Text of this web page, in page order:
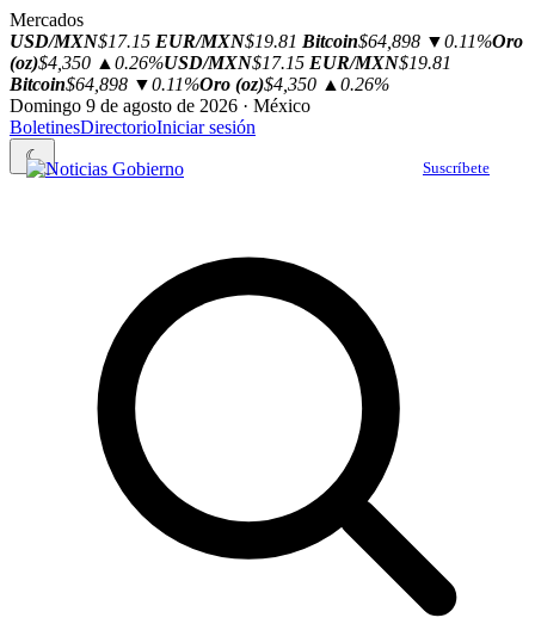
Mercados
USD/MXN$17.15 EUR/MXN$19.81 Bitcoin$64,898 ▼0.11%Oro
(oz)$4,350 ▲0.26%USD/MXN$17.15 EUR/MXN$19.81
Bitcoin$64,898 ▼0.11%Oro (oz)$4,350 ▲0.26%
Domingo 9 de agosto de 2026 · México
BoletinesDirectorioIniciar sesión
☾
Suscríbete